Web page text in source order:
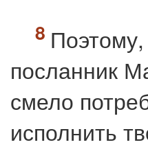
Поэтому,
посланник
смело
исполнить